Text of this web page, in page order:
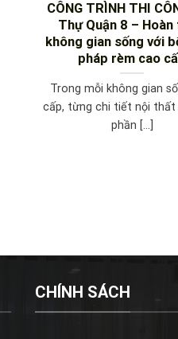
CÔNG TRÌNH THI
Thự Quận 8 – Hoàn
không gian sống với
pháp rèm cao
Trong mỗi không gian
cấp, từng chi tiết nội thất
phần [...]
CHÍNH SÁCH